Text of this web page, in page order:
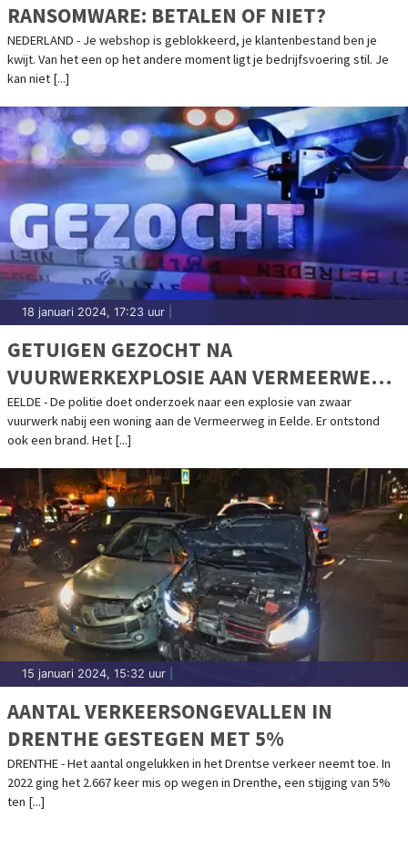
RANSOMWARE: BETALEN OF NIET?
NEDERLAND - Je webshop is geblokkeerd, je klantenbestand ben je
kwijt. Van het een op het andere moment ligt je bedrijfsvoering stil. Je
kan niet [...]
18 januari 2024, 17:23 uur
GETUIGEN GEZOCHT NA
VUURWERKEXPLOSIE AAN VERMEERWEG
IN EELDE
EELDE - De politie doet onderzoek naar een explosie van zwaar
vuurwerk nabij een woning aan de Vermeerweg in Eelde. Er ontstond
ook een brand. Het [...]
15 januari 2024, 15:32 uur
AANTAL VERKEERSONGEVALLEN IN
DRENTHE GESTEGEN MET 5%
DRENTHE - Het aantal ongelukken in het Drentse verkeer neemt toe. In
2022 ging het 2.667 keer mis op wegen in Drenthe, een stijging van 5%
ten [...]